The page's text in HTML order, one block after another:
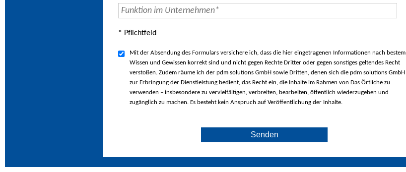
* Pflichtfeld
Mit der Absendung des Formulars versichere ich, dass die hier eingetragenen Informationen nach bestem
Wissen und Gewissen korrekt sind und nicht gegen Rechte Dritter oder gegen sonstiges geltendes Recht
verstoßen. Zudem räume ich der pdm solutions GmbH sowie Dritten, denen sich die pdm solutions GmbH
zur Erbringung der Dienstleistung bedient, das Recht ein, die Inhalte im Rahmen von Das Örtliche zu
verwenden – insbesondere zu vervielfältigen, verbreiten, bearbeiten, öffentlich wiederzugeben und
zugänglich zu machen. Es besteht kein Anspruch auf Veröffentlichung der Inhalte.
Senden